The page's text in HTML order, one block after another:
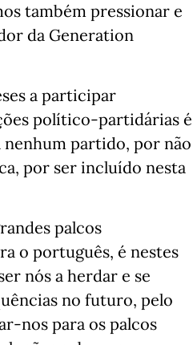
também pressionar e
da Generation
a participar
político-partidárias é
partido, por não
por ser incluído nesta
palcos
o português, é nestes
nós a herdar e se
no futuro, pelo
nos para os palcos